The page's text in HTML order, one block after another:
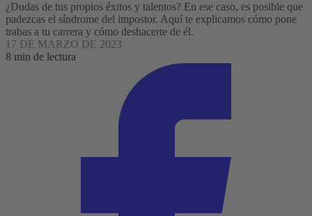
¿Dudas de tus propios éxitos y talentos? En ese caso, es posible que
padezcas el síndrome del impostor. Aquí te explicamos cómo pone
trabas a tu carrera y cómo deshacerte de él.
17 DE MARZO DE 2023
8 min de lectura